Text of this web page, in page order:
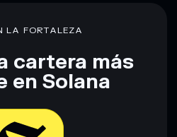
Esta información tiene
y no constituye asesoramiento
LA FORTALEZA
cartera más
en Solana